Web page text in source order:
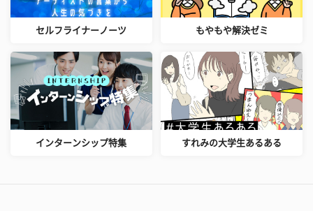
セルフライナーノーツ もやもや解決ゼミ
インターンシップ特集 すれみの大学生あるある